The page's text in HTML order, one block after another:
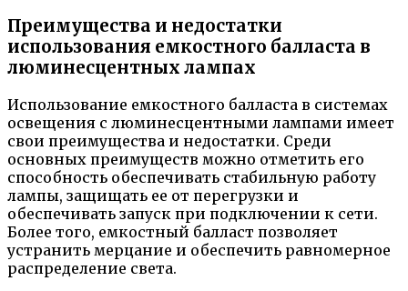
Преимущества и недостатки
использования емкостного балласта в
люминесцентных лампах
Использование емкостного балласта в системах
освещения с люминесцентными лампами имеет
свои преимущества и недостатки. Среди
основных преимуществ можно отметить его
способность обеспечивать стабильную работу
лампы, защищать ее от перегрузки и
обеспечивать запуск при подключении к сети.
Более того, емкостный балласт позволяет
устранить мерцание и обеспечить равномерное
распределение света.